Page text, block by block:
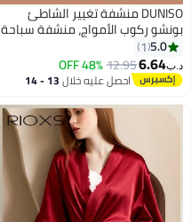
2
DUNISO منشفة تغيير الشاطئ
بونشو ركوب الأمواج، منشفة سباحة
بونشو مغطاة للرأس للبالغين، بدلة
تغيير خفيفة الوزن مدمجة من
الألياف الدقيقة للنساء والرجال،
ركوب الأمواج والسباحة والاستحمام
5.0
1
د.ب‏6.64
12.95
48% OFF
احصل عليه خلال 13 - 14